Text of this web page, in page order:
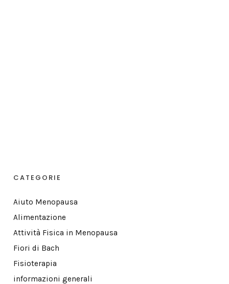
CATEGORIE
Aiuto Menopausa
Alimentazione
Attività Fisica in Menopausa
Fiori di Bach
Fisioterapia
informazioni generali